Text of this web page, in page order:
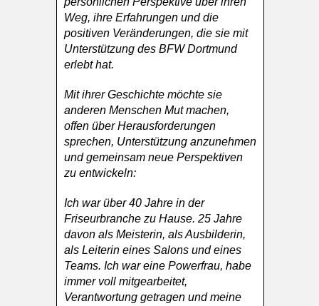
Weg, ihre Erfahrungen und die
positiven Veränderungen, die sie mit
Unterstützung des BFW Dortmund
erlebt hat.
Mit ihrer Geschichte möchte sie
anderen Menschen Mut machen,
offen über Herausforderungen
sprechen, Unterstützung anzunehmen
und gemeinsam neue Perspektiven
zu entwickeln:
Ich war über 40 Jahre in der
Friseurbranche zu Hause. 25 Jahre
davon als Meisterin, als Ausbilderin,
als Leiterin eines Salons und eines
Teams. Ich war eine Powerfrau, habe
immer voll mitgearbeitet,
Verantwortung getragen und meine